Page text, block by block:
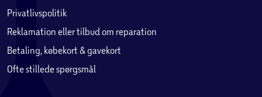
Privatlivspolitik
Reklamation eller tilbud om reparation
Betaling, købekort & gavekort
Ofte stillede spørgsmål